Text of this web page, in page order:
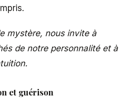
mystère, nous invite à
de notre personnalité et à
et guérison